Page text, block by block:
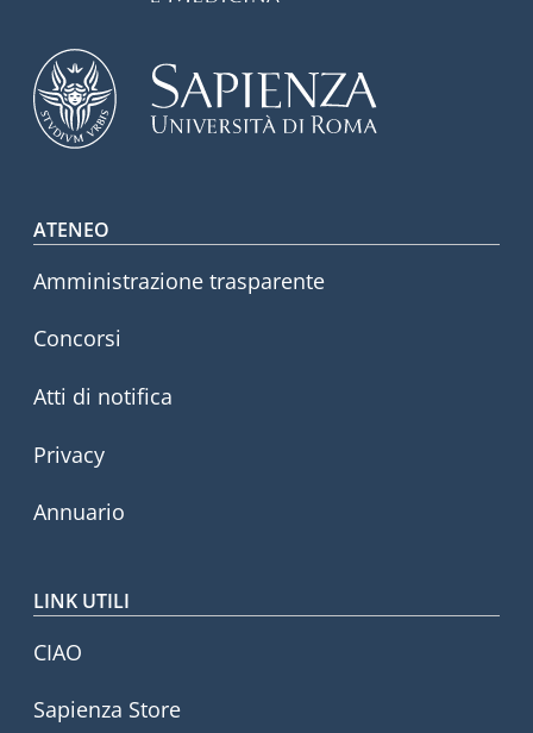
Footer menu
ATENEO
Amministrazione trasparente
Concorsi
Atti di notifica
Privacy
Annuario
LINK UTILI
CIAO
Sapienza Store